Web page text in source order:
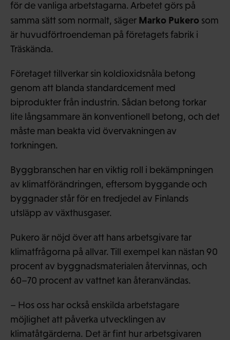
för de vanliga arbetstagarna. Arbetet görs på
samma sätt som normalt, säger Marko Pukero som
är huvudförtroendeman på företagets fabrik i
Träskända.
Företaget tillverkar sin koldioxidsnåla betong
genom att blanda standardcement med
biprodukter från industrin. Sådan betong torkar
lite långsammare än konventionell betong, och det
måste man beakta vid övervakningen av
torkningen.
Byggbranschen har en viktig roll i bekämpningen
av klimatförändringen, eftersom byggande och
byggnader står för en tredjedel av Finlands
utsläpp av växthusgaser.
Pukero är nöjd över att hans arbetsgivare tar
klimatfrågorna på allvar. Till exempel kan nästan 90
procent av byggnadsmaterialen återvinnas, och
60–70 procent av vattnet kan återanvändas.
– Hos oss har också enskilda arbetstagare
möjlighet att påverka utvecklingen av
klimatåtgärderna. Det är fint hur arbetsgivaren